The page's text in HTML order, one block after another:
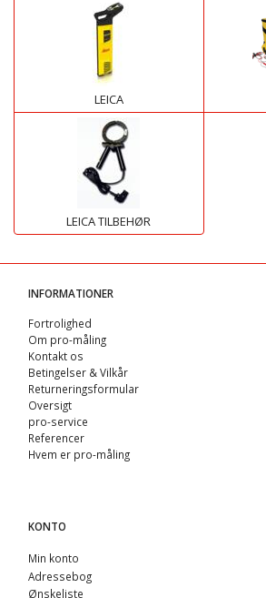
LEICA
LEICA TILBEHØR
INFORMATIONER
Fortrolighed
Om pro-måling
Kontakt os
Betingelser & Vilkår
Returneringsformular
Oversigt
pro-service
Referencer
Hvem er pro-måling
KONTO
Min konto
Adressebog
Ønskeliste